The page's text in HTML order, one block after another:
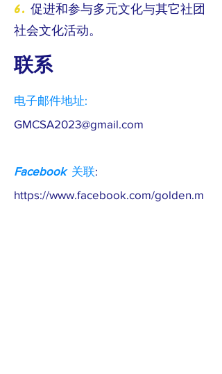
6. 促进和参与多元文化与其它社团
社会文化活动。
联系
电子邮件地址:
GMCSA2023@gmail.com
Facebook 关联:
https://www.facebook.com/golden.m